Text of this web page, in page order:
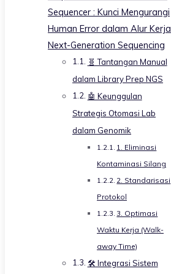
Sequencer : Kunci Mengurangi
Human Error dalam Alur Kerja
Next-Generation Sequencing
🧬 Tantangan Manual
dalam Library Prep NGS
🤖 Keunggulan
Strategis Otomasi Lab
dalam Genomik
1. Eliminasi
Kontaminasi Silang
2. Standarisasi
Protokol
3. Optimasi
Waktu Kerja (Walk-
away Time)
🛠️ Integrasi Sistem